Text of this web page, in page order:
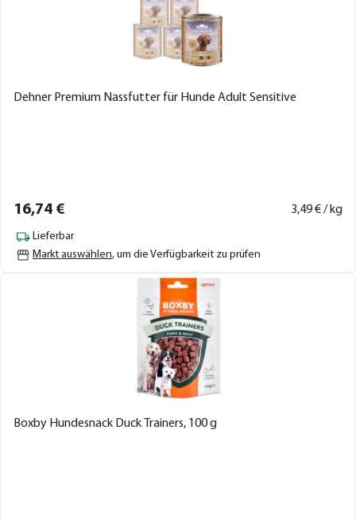
Dehner Premium Nassfutter für Hunde Adult Sensitive
16,74 € 3,49€ / kg
Lieferbar
Markt auswählen, um die Verfügbarkeit zu prüfen
Boxby Hundesnack Duck Trainers, 100 g